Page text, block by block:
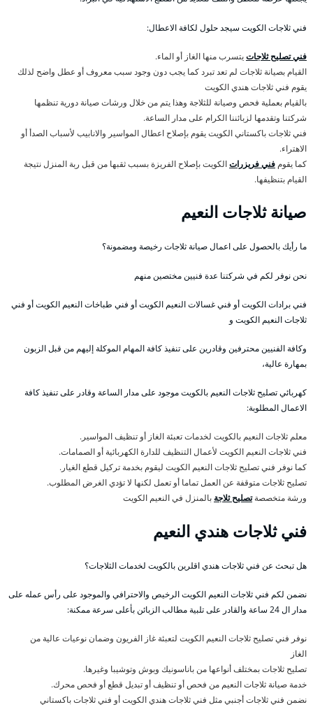
فني ثلاجات الكويت سيجد حلول لكافة الاعطال:
فني تصليح ثلاجاتيتسرب منها الغاز أو الماء.
القيام بصيانة ثلاجات لم تعد تبرد كما يجب دون وجود سبب معروف أو عطل واضح لذلك
يقوم فني ثلاجات هندي الكويت
بالقيام بعملية فحص وصيانة للثلاجة وهذا يتم من خلال ورشات صيانة دورية تنظمها
شركتنا وتقدمها لزبائننا الكرام على مدار الساعة.
فني ثلاجات باكستاني الكويت يقوم بإصلاح اعطال المواسير والانابيب لأسباب الصدأ أو
الاهتراء.
كما يقوم فني فريزراتالكويت بإصلاح الفريزة بسبب ثقبها من قبل ربة المنزل نتيجة
القيام بتنظيفها.
صيانة ثلاجات النعيم
ما رأيك بالحصول على اعمال صيانة ثلاجات رخيصة ومضمونة؟
نحن نوفر لكم في شركتنا عدة فنيين مختصين منهم
فني برادات الكويت أو فني غسالات النعيم الكويت أو فني طباخات النعيم الكويت أو فني
ثلاجات النعيم الكويت و
وكافة الفنيين محترفين وقادرين على تنفيذ كافة المهام الموكلة إليهم من قبل الزبون
بمهارة عالية،
كهربائي تصليح ثلاجات النعيم بالكويت موجود على مدار الساعة وقادر على تنفيذ كافة
الاعمال المطلوبة:
معلم ثلاجات النعيم بالكويت لخدمات تعبئة الغاز أو تنظيف المواسير.
فني ثلاجات النعيم الكويت لأعمال التنظيف للدارة الكهربائية أو الصمامات.
كما نوفر فني تصليح ثلاجات النعيم الكويت ليقوم بخدمة تركيل قطع الغيار.
تصليح ثلاجات متوقفة عن العمل تماما أو تعمل لكنها لا تؤدي الغرض المطلوب.
ورشة متخصصةتصليح ثلاجة بالمنزل في النعيم الكويت
فني ثلاجات هندي النعيم
هل تبحث عن فني ثلاجات هندي اقلرين بالكويت لخدمات الثلاجات؟
نضمن لكم فني ثلاجات النعيم الكويت الرخيص والاحترافي والموجود على رأس عمله على
مدار ال 24 ساعة والقادر على تلبية مطالب الزبائن بأعلى سرعة ممكنة:
نوفر فني تصليح ثلاجات النعيم الكويت لتعبئة غاز الفريون وضمان نوعيات عالية من
الغاز
تصليح ثلاجات بمختلف أنواعها من باناسونيك وبوش وتوشيبا وغيرها.
خدمة صيانة ثلاجات النعيم من فحص أو تنظيف أو تبديل قطع أو فحص محرك.
نضمن فني ثلاجات أجنبي مثل فني ثلاجات هندي الكويت أو فني ثلاجات باكستاني